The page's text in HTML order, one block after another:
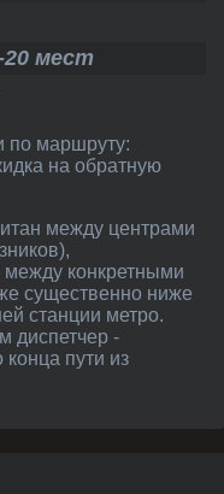
мест
на обратную
между конкретными
существенно ниже
станции метро.
диспетчер -
пути из